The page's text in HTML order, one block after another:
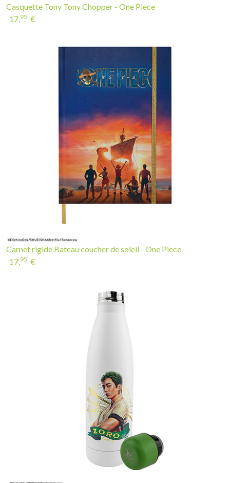
Casquette Tony Tony Chopper - One Piece
17,95 €
Carnet rigide Bateau coucher de soleil - One Piece
17,95 €